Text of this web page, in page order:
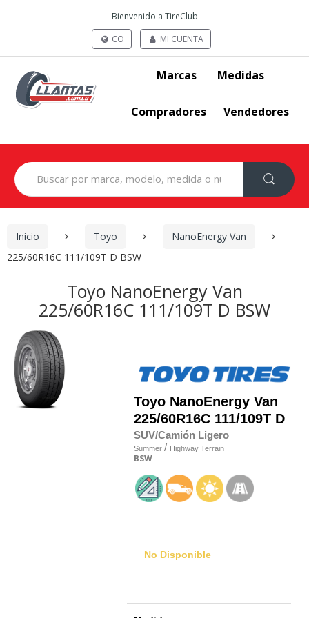
Bienvenido a TireClub
CO
MI CUENTA
Marcas Medidas
Compradores Vendedores
Search
for:
Inicio Toyo
NanoEnergy Van
225/60R16C 111/109T D BSW
Toyo NanoEnergy Van
225/60R16C 111/109T D BSW
Toyo NanoEnergy Van
225/60R16C 111/109T D
SUV/Camión Ligero
Summer / Highway Terrain
BSW
No Disponible